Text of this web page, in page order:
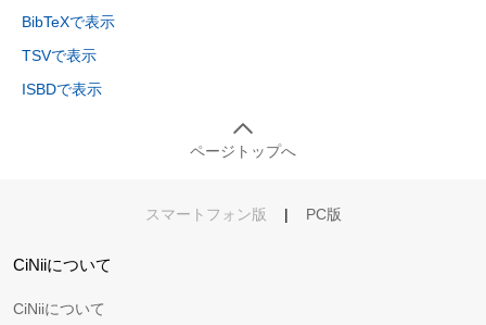
BibTeXで表示
TSVで表示
ISBDで表示
ページトップへ
スマートフォン版 | PC版
CiNiiについて
CiNiiについて